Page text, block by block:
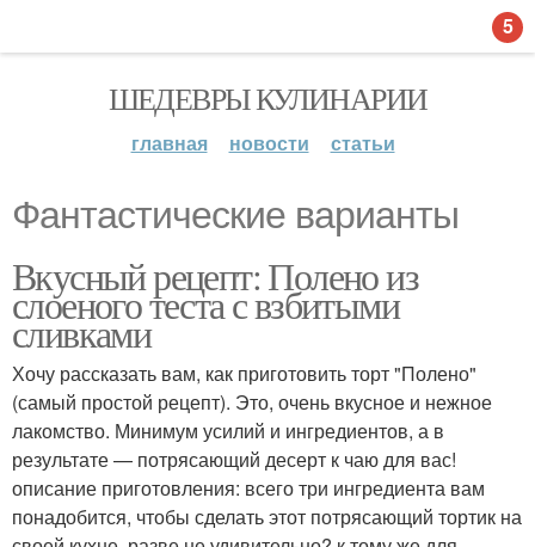
ШЕДЕВРЫ КУЛИНАРИИ
главная новости статьи
Фантастические варианты
Вкусный рецепт: Полено из
слоеного теста с взбитыми
сливками
Хочу рассказать вам, как приготовить торт "Полено"
(самый простой рецепт). Это, очень вкусное и нежное
лакомство. Минимум усилий и ингредиентов, а в
результате — потрясающий десерт к чаю для вас!
описание приготовления: всего три ингредиента вам
понадобится, чтобы сделать этот потрясающий тортик на
5